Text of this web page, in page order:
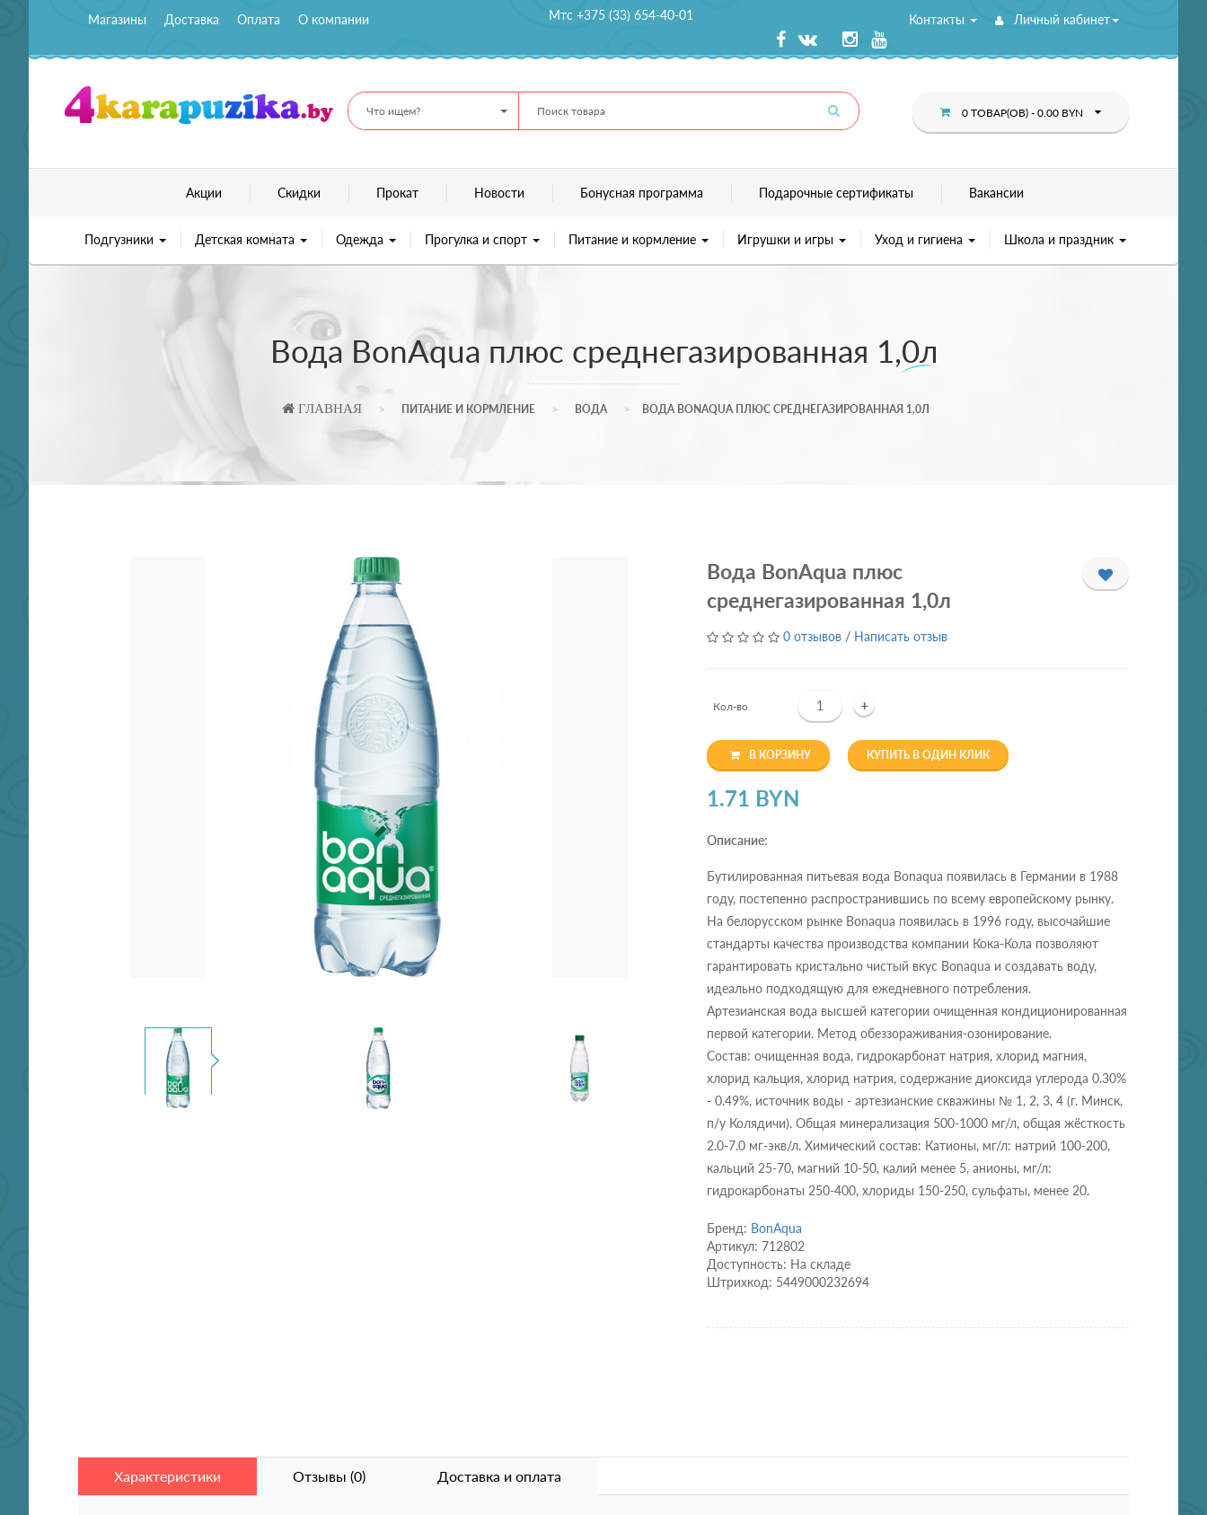
Магазины Доставка Оплата О компании Мтс +375 (33) 654-40-01 Контакты Личный кабинет
Что ищем? 0 ТОВАР(ОВ) - 0.00 BYN
Акции Скидки Прокат Новости Бонусная программа Подарочные сертификаты Вакансии
Подгузники Детская комната Одежда Прогулка и спорт Питание и кормление Игрушки и игры Уход и гигиена Школа и праздник
Вода BonAqua плюс среднегазированная 1,0л
ГЛАВНАЯ ПИТАНИЕ И КОРМЛЕНИЕ ВОДА ВОДА BONAQUA ПЛЮС СРЕДНЕГАЗИРОВАННАЯ 1,0Л
Вода BonAqua плюс
среднегазированная 1,0л
0 отзывов / Написать отзыв
Кол-во +
В КОРЗИНУ КУПИТЬ В ОДИН КЛИК
1.71 BYN
Описание:
Бутилированная питьевая вода Bonaqua появилась в Германии в 1988
году, постепенно распространившись по всему европейскому рынку.
На белорусском рынке Bonaqua появилась в 1996 году, высочайшие
стандарты качества производства компании Кока-Кола позволяют
гарантировать кристально чистый вкус Bonaqua и создавать воду,
идеально подходящую для ежедневного потребления.
Артезианская вода высшей категории очищенная кондиционированная
первой категории. Метод обеззораживания-озонирование.
Состав: очищенная вода, гидрокарбонат натрия, хлорид магния,
хлорид кальция, хлорид натрия, содержание диоксида углерода 0.30%
- 0.49%, источник воды - артезианские скважины № 1, 2, 3, 4 (г. Минск,
п/у Колядичи). Общая минерализация 500-1000 мг/л, общая жёсткость
2.0-7.0 мг-экв/л. Химический состав: Катионы, мг/л: натрий 100-200,
кальций 25-70, магний 10-50, калий менее 5, анионы, мг/л:
гидрокарбонаты 250-400, хлориды 150-250, сульфаты, менее 20.
Бренд: BonAqua
Артикул: 712802
Доступность: На складе
Штрихкод: 5449000232694
Характеристики Отзывы (0) Доставка и оплата